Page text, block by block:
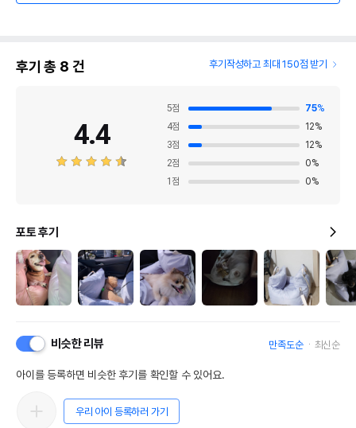
후기 총 8 건 후기작성하고 최대 150점 받기
4.4
5점 75%
4점 12%
3점 12%
2점 0%
1 점 0%
포토 후기
비슷한 리뷰 만족도순 최신순
아이를 등록하면 비슷한 후기를 확인할 수 있어요.
우리 아이 등록하러 가기